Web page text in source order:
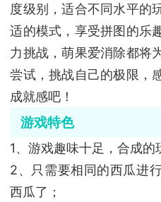
度级别，适合不同水平的
适的模式，享受拼图的乐
力挑战，萌果爱消除都将
尝试，挑战自己的极限，
成就感吧！
游戏特色
1、游戏趣味十足，合成的
2、只需要相同的西瓜进
西瓜了；